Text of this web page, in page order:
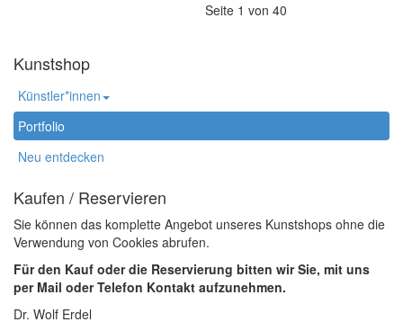
Seite 1 von 40
Kunstshop
Künstler*innen
Portfolio
Neu entdecken
Kaufen / Reservieren
Sie können das komplette Angebot unseres Kunstshops ohne die
Verwendung von Cookies abrufen.
Für den Kauf oder die Reservierung bitten wir Sie, mit uns
per Mail oder Telefon Kontakt aufzunehmen.
Dr. Wolf Erdel